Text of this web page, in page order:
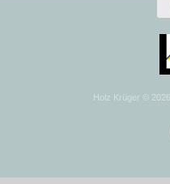
Holz Krüger ©